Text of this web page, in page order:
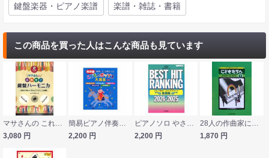
鍵盤楽器・ピアノ楽譜 楽譜・雑誌・書籍
この商品を買った人はこんな商品も見ています
3,080 円
2,200 円
2,200 円
1,870 円